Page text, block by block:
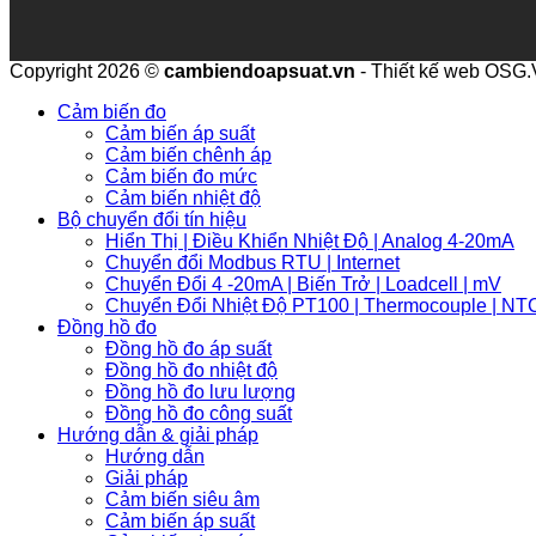
Copyright 2026 © cambiendoapsuat.vn - Thiết kế web
Cảm biến đo
Cảm biến áp suất
Cảm biến chênh áp
Cảm biến đo mức
Cảm biến nhiệt độ
Bộ chuyển đổi tín hiệu
Hiển Thị | Điều Khiển Nhiệt Độ | Analog 4-20mA
Chuyển đổi Modbus RTU | Internet
Chuyển Đổi 4 -20mA | Biến Trở | Loadcell | mV
Chuyển Đổi Nhiệt Độ PT100 | Thermocouple |
Đồng hồ đo
Đồng hồ đo áp suất
Đồng hồ đo nhiệt độ
Đồng hồ đo lưu lượng
Đồng hồ đo công suất
Hướng dẫn & giải pháp
Hướng dẫn
Giải pháp
Cảm biến siêu âm
Cảm biến áp suất